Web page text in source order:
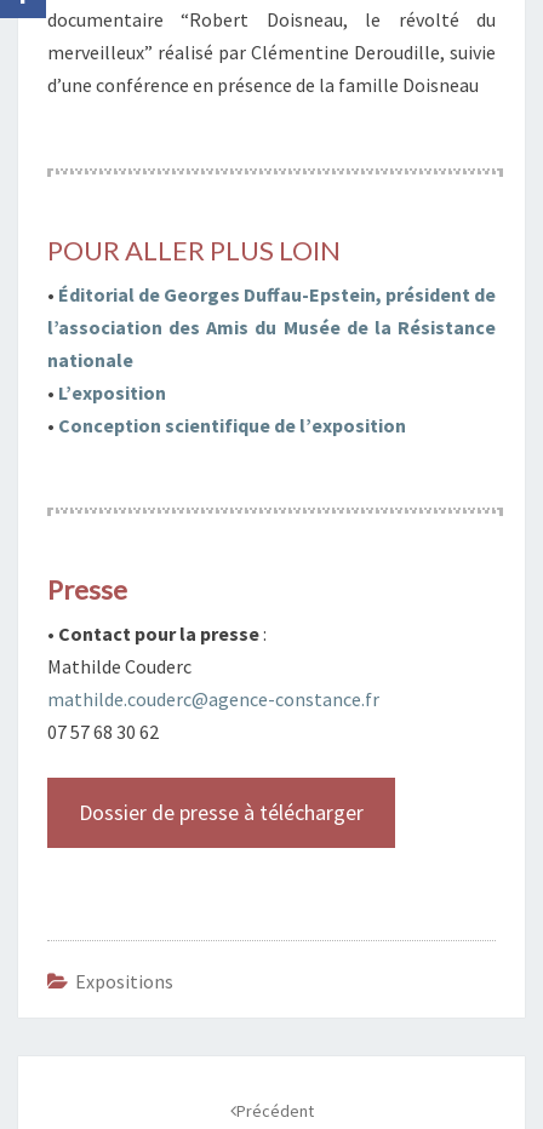
documentaire “Robert Doisneau, le révolté du
merveilleux” réalisé par Clémentine Deroudille, suivie
d’une conférence en présence de la famille Doisneau
POURALLER PLUS LOIN
• Éditorial de Georges Duffau-Epstein, président de
l’association des Amis du Musée de la Résistance
nationale
• L’exposition
• Conception scientifique de l’exposition
Presse
• Contact pour la presse:
Mathilde Couderc
mathilde.couderc@agence-constance.fr
07 57 68 30 62
Dossier de presse à télécharger
Expositions
Précédent